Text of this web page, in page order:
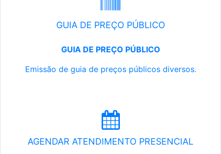
GUIA DE PREÇO PÚBLICO
GUIA DE PREÇO PÚBLICO
Emissão de guia de preços públicos diversos.
AGENDAR ATENDIMENTO PRESENCIAL